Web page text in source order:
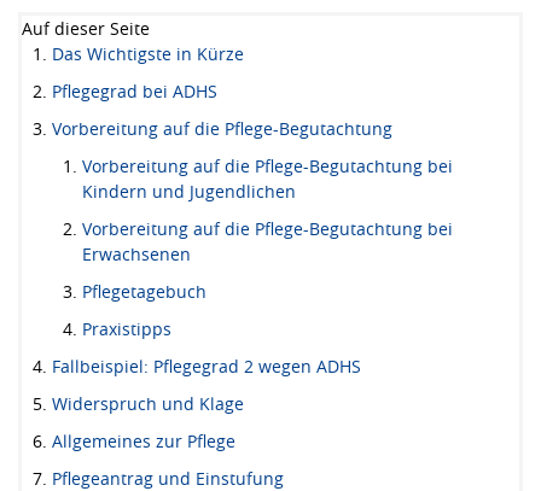
Auf dieser Seite
Das Wichtigste in Kürze
Pflegegrad bei ADHS
Vorbereitung auf die Pflege-Begutachtung
Vorbereitung auf die Pflege-Begutachtung bei
Kindern und Jugendlichen
Vorbereitung auf die Pflege-Begutachtung bei
Erwachsenen
Pflegetagebuch
Praxistipps
Fallbeispiel: Pflegegrad 2 wegen ADHS
Widerspruch und Klage
Allgemeines zur Pflege
Pflegeantrag und Einstufung